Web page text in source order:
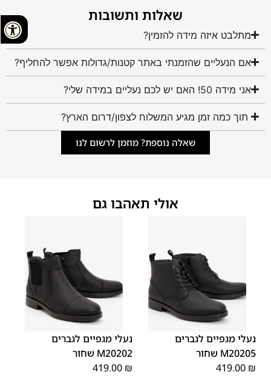
שאלות ותשובות
מתלבט איזה מידה להזמין?
אם הנעליים שהזמנתי באתר קטנות/גדולות אפשר להחליף?
אני מידה 50! האם יש לכם נעליים במידה שלי?
תוך כמה זמן מגיע המשלוח לצפון/דרום הארץ?
שאלה נוספת? מוזמן לרשום לנו
אולי תאהבו גם
40
41
42
43
44
נעלי מגפיים לגברים
M20205 שחור
419.00 ₪
40
41
42
43
44
נעלי מגפיים לגברים
M20202 שחור
419.00 ₪